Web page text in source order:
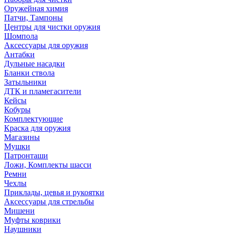
Оружейная химия
Патчи, Тампоны
Центры для чистки оружия
Шомпола
Аксессуары для оружия
Антабки
Дульные насадки
Бланки ствола
Затыльники
ДТК и пламегасители
Кейсы
Кобуры
Комплектующие
Краска для оружия
Магазины
Мушки
Патронташи
Ложи, Комплекты шасси
Ремни
Чехлы
Приклады, цевья и рукоятки
Аксессуары для стрельбы
Мишени
Муфты коврики
Наушники